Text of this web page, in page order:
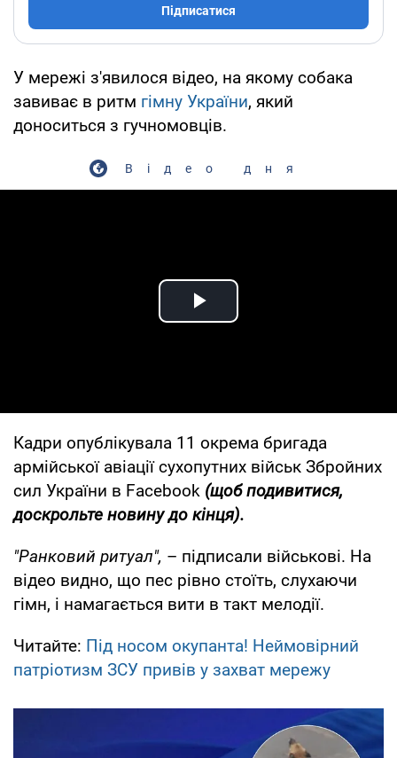
Підписатися
У мережі з'явилося відео, на якому собака
завиває в ритм гімну України, який
доноситься з гучномовців.
Відео дня
Play Video
Кадри опублікувала 11 окрема бригада
армійської авіації сухопутних військ Збройних
сил України в Facebook (щоб подивитися,
доскрольте новину до кінця).
"Ранковий ритуал", – підписали військові. На
відео видно, що пес рівно стоїть, слухаючи
гімн, і намагається вити в такт мелодії.
Читайте: Під носом окупанта! Неймовірний
патріотизм ЗСУ привів у захват мережу